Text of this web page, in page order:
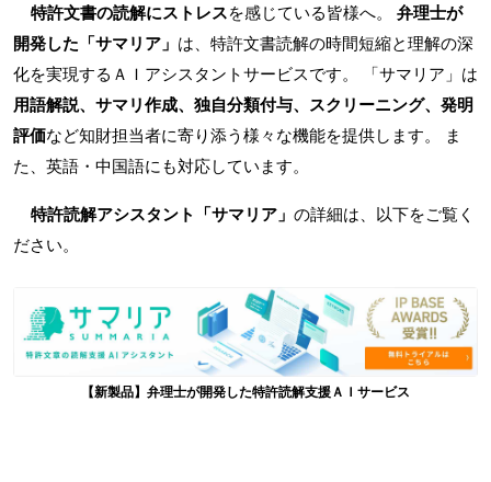
特許文書の読解にストレスを感じている皆様へ。 弁理士が
開発した「サマリア」 は、特許文書読解の時間短縮と理解の深
化を実現するＡＩアシスタントサービスです。 「サマリア」は
用語解説、サマリ作成、独自分類付与、スクリーニング、発明
評価など知財担当者に寄り添う様々な機能を提供します。 ま
た、英語・中国語にも対応しています。
特許読解アシスタント「サマリア」 の詳細は、以下をご覧く
ださい。
【新製品】弁理士が開発した特許読解支援ＡＩサービス